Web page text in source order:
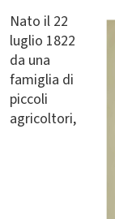
Nato il 22
luglio 1822
da una
famiglia di
piccoli
agricoltori,